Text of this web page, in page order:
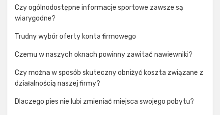
Czy ogólnodostępne informacje sportowe zawsze są
wiarygodne?
Trudny wybór oferty konta firmowego
Czemu w naszych oknach powinny zawitać nawiewniki?
Czy można w sposób skuteczny obniżyć koszta związane z
działalnością naszej firmy?
Dlaczego pies nie lubi zmieniać miejsca swojego pobytu?